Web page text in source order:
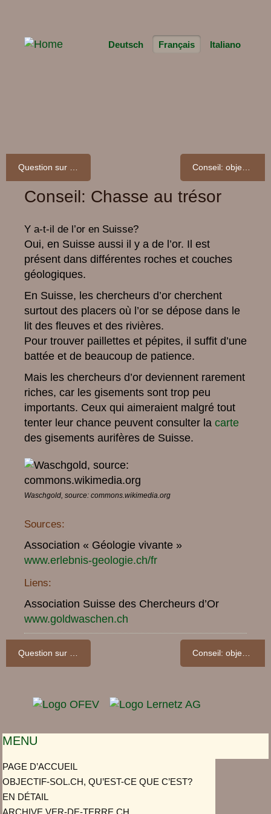
Deutsch Français Italiano
Question sur le sol: A quoi sert l’aménagement du sol? Conseil: objectif-sol.ch en salle de classe
Conseil: Chasse au trésor
Y a-t-il de l’or en Suisse?
Oui, en Suisse aussi il y a de l’or. Il est
présent dans différentes roches et couches
géologiques.
En Suisse, les chercheurs d’or cherchent
surtout des placers où l’or se dépose dans le
lit des fleuves et des rivières.
Pour trouver paillettes et pépites, il suffit d’une
battée et de beaucoup de patience.
Mais les chercheurs d’or deviennent rarement
riches, car les gisements sont trop peu
importants. Ceux qui aimeraient malgré tout
tenter leur chance peuvent consulter la carte
des gisements aurifères de Suisse.
Waschgold, source: commons.wikimedia.org
Sources:
Association « Géologie vivante »
www.erlebnis-geologie.ch/fr
Liens:
Association Suisse des Chercheurs d’Or
www.goldwaschen.ch
Question sur le sol: A quoi sert l’aménagement du sol? Conseil: objectif-sol.ch en salle de classe
MENU
PAGE D’ACCUEIL
OBJECTIF-SOL.CH, QU’EST-CE QUE C’EST?
EN DÉTAIL